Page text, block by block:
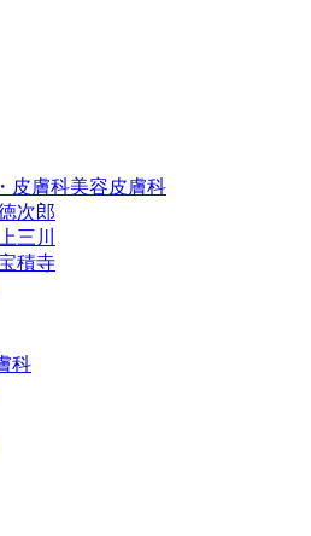
皮膚科美容皮膚科
次郎
三川
積寺
科